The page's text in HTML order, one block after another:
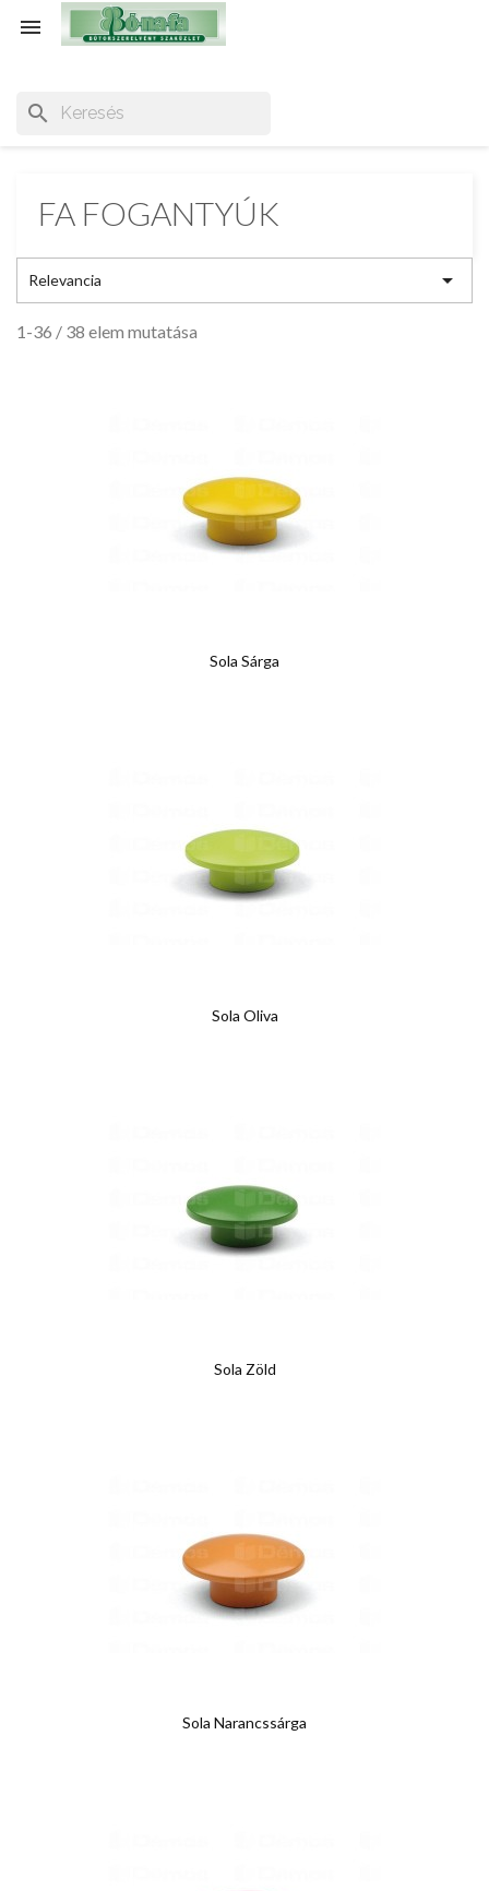

search
FA FOGANTYÚK
Relevancia 
1-36 / 38 elem mutatása
Sola Sárga
Sola Oliva
Sola Zöld
Sola Narancssárga